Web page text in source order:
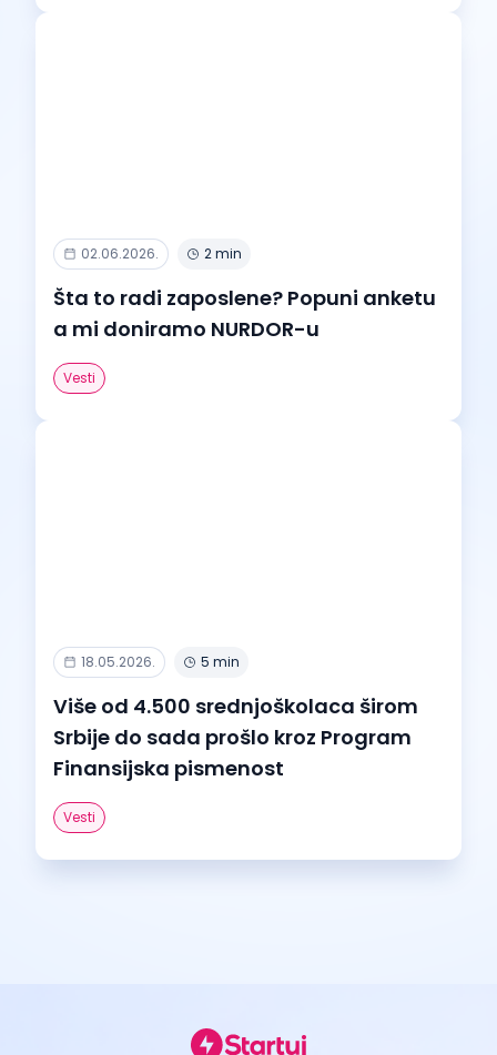
02.06.2026. 2 min
Šta to radi zaposlene? Popuni anketu
a mi doniramo NURDOR-u
Vesti
18.05.2026. 5 min
Više od 4.500 srednjoškolaca širom
Srbije do sada prošlo kroz Program
Finansijska pismenost
Vesti